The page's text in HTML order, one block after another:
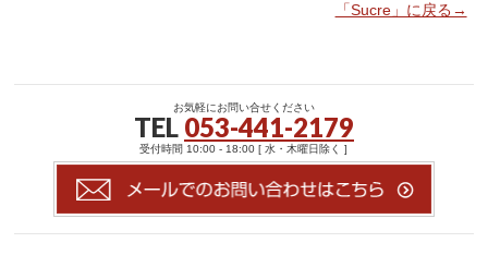
「Sucre」に戻る→
お気軽にお問い合せください
TEL 053-441-2179
受付時間 10:00 - 18:00 [ 水・木曜日除く ]